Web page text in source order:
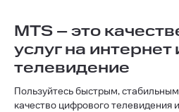
MTS – это
услуг на интернет
телевидение
Пользуйтесь быстрым,
качество цифрового телевидения